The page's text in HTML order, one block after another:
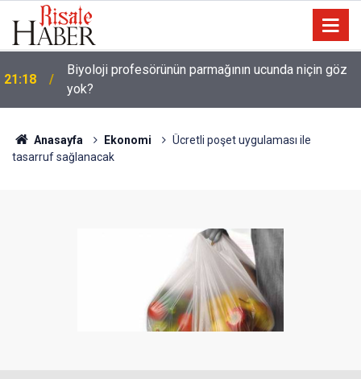
21:18
Biyoloji profesörünün parmağının ucunda niçin göz
yok?
Anasayfa Ekonomi
Ücretli poşet uygulaması ile
tasarruf sağlanacak